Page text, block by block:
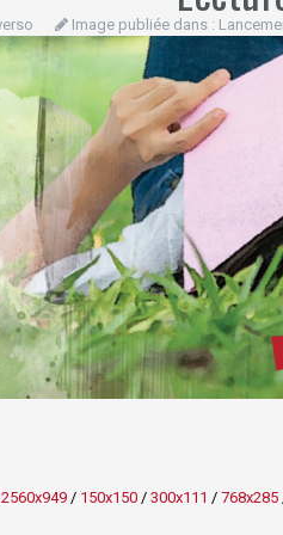
Image publiée dans :
2560x949/ 150x150/ 300x111 / 768x285